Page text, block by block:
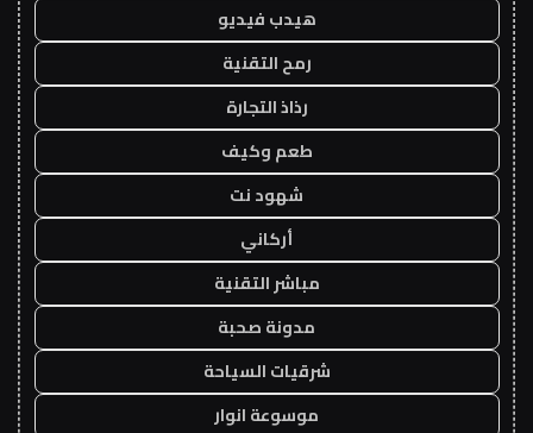
هيدب فيديو
رمح التقنية
رذاذ التجارة
طعم وكيف
شهود نت
أركاني
مباشر التقنية
مدونة صحبة
شرقيات السياحة
موسوعة انوار